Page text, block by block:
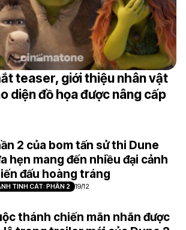
teaser, giới thiệu nhân vật
diện đồ họa được nâng cấp
2 của bom tấn sử thi Dune
hẹn mang đến nhiều đại cảnh
đấu hoàng tráng
TINH CÁT: PHẦN 2 19/12
thánh chiến mãn nhãn được